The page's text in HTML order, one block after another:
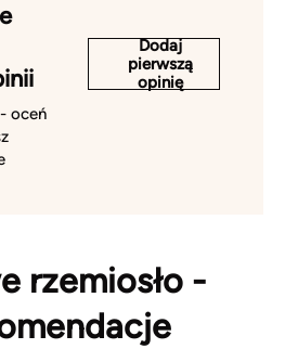
oceń
Dodaj
pierwszą
opinię
rzemiosło -